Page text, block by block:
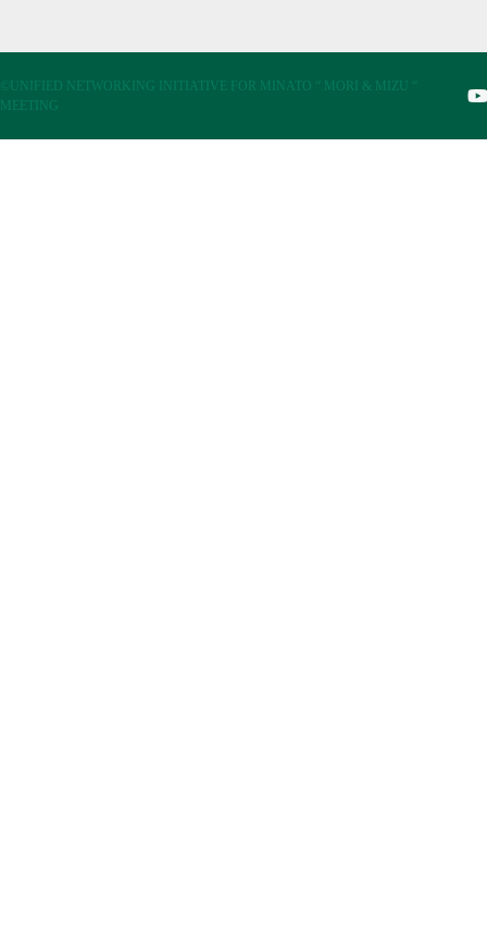
©UNIFIED NETWORKING INITIATIVE FOR MINATO “ MORI & MIZU “
MEETING